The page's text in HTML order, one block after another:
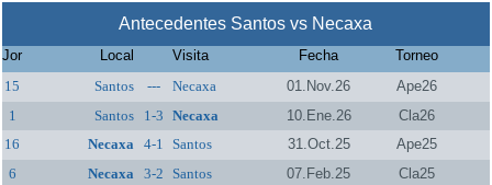
Antecedentes Santos vs Necaxa
Jor Local Visita Fecha
Torneo
15
Santos --- Necaxa 01.Nov.26
Ape26
1
Santos 1-3 Necaxa 10.Ene.26
Cla26
16
Necaxa 4-1 Santos 31.Oct.25
Ape25
6
Necaxa 3-2 Santos 07.Feb.25
Cla25